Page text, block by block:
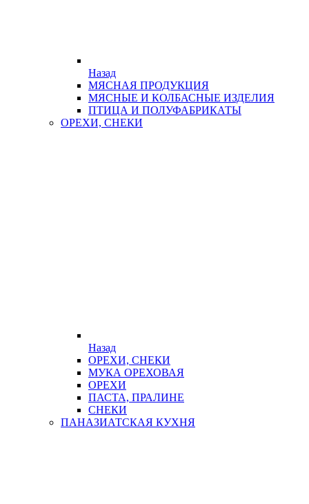
Назад
МЯСНАЯ ПРОДУКЦИЯ
МЯСНЫЕ И КОЛБАСНЫЕ ИЗДЕЛИЯ
ПТИЦА И ПОЛУФАБРИКАТЫ
ОРЕХИ, СНЕКИ
Назад
ОРЕХИ, СНЕКИ
МУКА ОРЕХОВАЯ
ОРЕХИ
ПАСТА, ПРАЛИНЕ
СНЕКИ
ПАНАЗИАТСКАЯ КУХНЯ